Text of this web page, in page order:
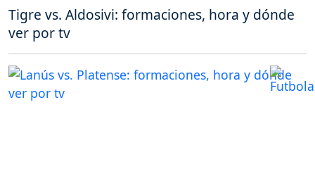
Tigre vs. Aldosivi: formaciones, hora y dónde
ver por tv